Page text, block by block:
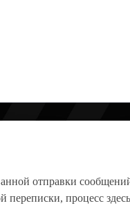
отправки
процесс